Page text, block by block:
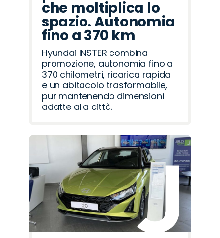
che moltiplica lo
spazio. Autonomia
fino a 370 km
Hyundai INSTER combina
promozione, autonomia fino a
370 chilometri, ricarica rapida
e un abitacolo trasformabile,
pur mantenendo dimensioni
adatte alla città.